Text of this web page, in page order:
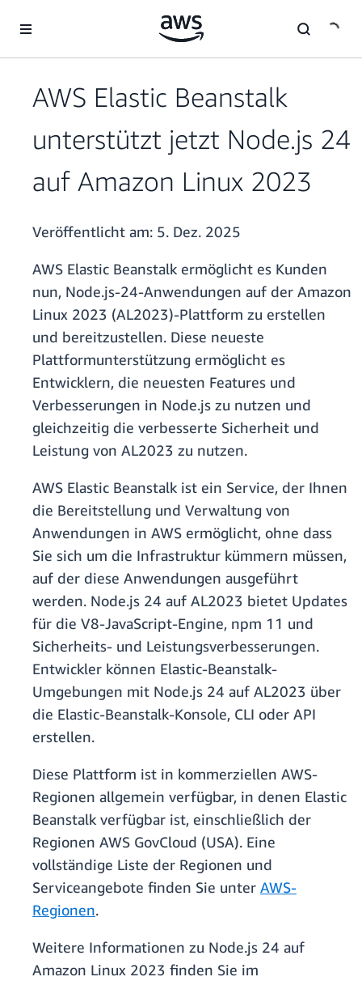
Überspringen zum Hauptinhalt
AWS Elastic Beanstalk
unterstützt jetzt Node.js 24
auf Amazon Linux 2023
Veröffentlicht am: 5. Dez. 2025
AWS Elastic Beanstalk ermöglicht es Kunden
nun, Node.js-24-Anwendungen auf der Amazon
Linux 2023 (AL2023)-Plattform zu erstellen
und bereitzustellen. Diese neueste
Plattformunterstützung ermöglicht es
Entwicklern, die neuesten Features und
Verbesserungen in Node.js zu nutzen und
gleichzeitig die verbesserte Sicherheit und
Leistung von AL2023 zu nutzen.
AWS Elastic Beanstalk ist ein Service, der Ihnen
die Bereitstellung und Verwaltung von
Anwendungen in AWS ermöglicht, ohne dass
Sie sich um die Infrastruktur kümmern müssen,
auf der diese Anwendungen ausgeführt
werden. Node.js 24 auf AL2023 bietet Updates
für die V8-JavaScript-Engine, npm 11 und
Sicherheits- und Leistungsverbesserungen.
Entwickler können Elastic-Beanstalk-
Umgebungen mit Node.js 24 auf AL2023 über
die Elastic-Beanstalk-Konsole, CLI oder API
erstellen.
Diese Plattform ist in kommerziellen AWS-
Regionen allgemein verfügbar, in denen Elastic
Beanstalk verfügbar ist, einschließlich der
Regionen AWS GovCloud (USA). Eine
vollständige Liste der Regionen und
Serviceangebote finden Sie unter AWS-
Regionen.
Weitere Informationen zu Node.js 24 auf
Amazon Linux 2023 finden Sie im